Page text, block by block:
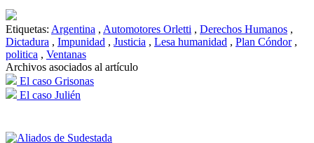
Etiquetas: Argentina , Automotores Orletti , Derechos Humanos ,
Dictadura , Impunidad , Justicia , Lesa humanidad , Plan Cóndor ,
politica , Ventanas
Archivos asociados al artículo
El caso Grisonas
El caso Julién